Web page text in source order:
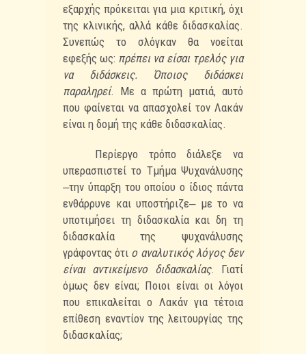
εξαρχής πρόκειται για μια κριτική, όχι
της κλινικής, αλλά κάθε διδασκαλίας.
Συνεπώς το σλόγκαν θα νοείται
εφεξής ως: πρέπει να είσαι τρελός για
να διδάσκεις. Όποιος διδάσκει
παραληρεί. Με α πρώτη ματιά, αυτό
που φαίνεται να απασχολεί τον Λακάν
είναι η δομή της κάθε διδασκαλίας.
Περίεργο τρόπο διάλεξε να
υπερασπιστεί το Τμήμα Ψυχανάλυσης
‒την ύπαρξη του οποίου ο ίδιος πάντα
ενθάρρυνε και υποστήριζε‒ με το να
υποτιμήσει τη διδασκαλία και δη τη
διδασκαλία της ψυχανάλυσης
γράφοντας ότι ο αναλυτικός λόγος δεν
είναι αντικείμενο διδασκαλίας. Γιατί
όμως δεν είναι; Ποιοι είναι οι λόγοι
που επικαλείται ο Λακάν για τέτοια
επίθεση εναντίον της λειτουργίας της
διδασκαλίας;